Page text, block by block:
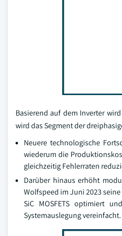
Basierend auf dem Inverter
wird das Segment der
Neuere technologische
wiederum die
gleichzeitig Fehlerraten
Darüber hinaus erhöht
Wolfspeed im Juni 2023
SiC MOSFETS optimiert
Systemauslegung